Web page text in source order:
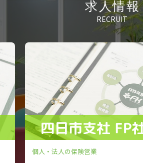
求人情報
RECRUIT
個人・法人の保険営業